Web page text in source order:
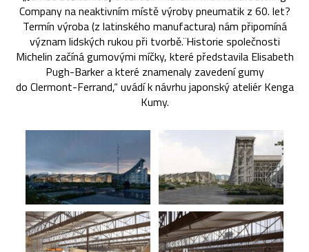
Company na neaktivním místě výroby pneumatik z 60. let?
Termín výroba (z latinského manufactura) nám připomíná
význam lidských rukou při tvorbě.¨Historie společnosti
Michelin začíná gumovými míčky, které představila Elisabeth
Pugh-Barker a které znamenaly zavedení gumy
do Clermont-Ferrand,“ uvádí k návrhu japonský ateliér Kenga
Kumy.